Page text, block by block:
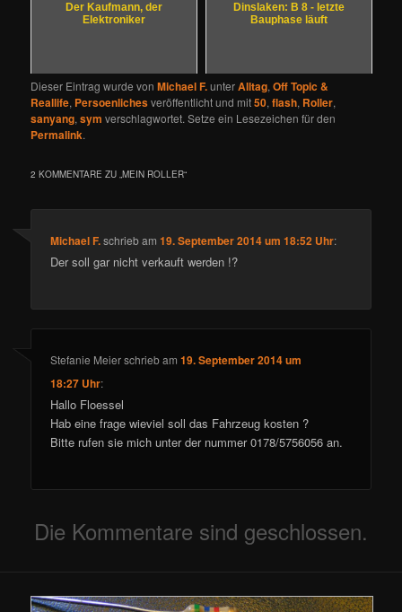
Der Kaufmann, der
Elektroniker
Dinslaken: B 8 - letzte
Bauphase läuft
Dieser Eintrag wurde vonMichael F.unterAlltag,Off Topic &
Reallife, Persoenlichesveröffentlicht und mit50,flash, Roller,
sanyang,sym verschlagwortet. Setze ein Lesezeichen für den
Permalink.
2 KOMMENTARE ZU „MEIN ROLLER“
Michael F.schriebam19. September 2014 um 18:52 Uhr:
Der soll gar nicht verkauft werden !?
Stefanie Meierschriebam19. September 2014 um
18:27 Uhr:
Hallo Floessel
Hab eine frage wieviel soll das Fahrzeug kosten ?
Bitte rufen sie mich unter der nummer 0178/5756056 an.
Die Kommentare sind geschlossen.